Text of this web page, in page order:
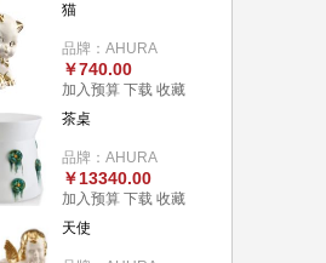
猫
品牌：AHURA
￥740.00
加入预算 下载 收藏
茶桌
品牌：AHURA
￥13340.00
加入预算 下载 收藏
天使